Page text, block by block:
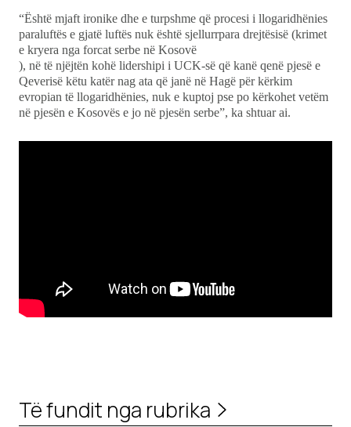
“Është mjaft ironike dhe e turpshme që procesi i llogaridhënies
paraluftës e gjatë luftës nuk është sjellurrpara drejtësisë (krimet
e kryera nga forcat serbe në Kosovë
), në të njëjtën kohë lidershipi i UCK-së që kanë qenë pjesë e
Qeverisë këtu katër nag ata që janë në Hagë për kërkim
evropian të llogaridhënies, nuk e kuptoj pse po kërkohet vetëm
në pjesën e Kosovës e jo në pjesën serbe”, ka shtuar ai.
Të fundit nga rubrika